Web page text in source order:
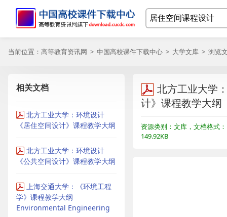
当前位置： 高等教育资讯网 > 中国高校课件下载中心 > 大学文库 > 浏览
相关文档
北方工业大学：环境设计
《居住空间设计》课程教学大纲
北方工业大学：环境设计
《公共空间设计》课程教学大纲
上海交通大学：《环境工程
学》课程教学大纲
Environmental Engineering
北方工业大学
计》课程教学大纲
资源类别：文库，文档格式
149.92KB